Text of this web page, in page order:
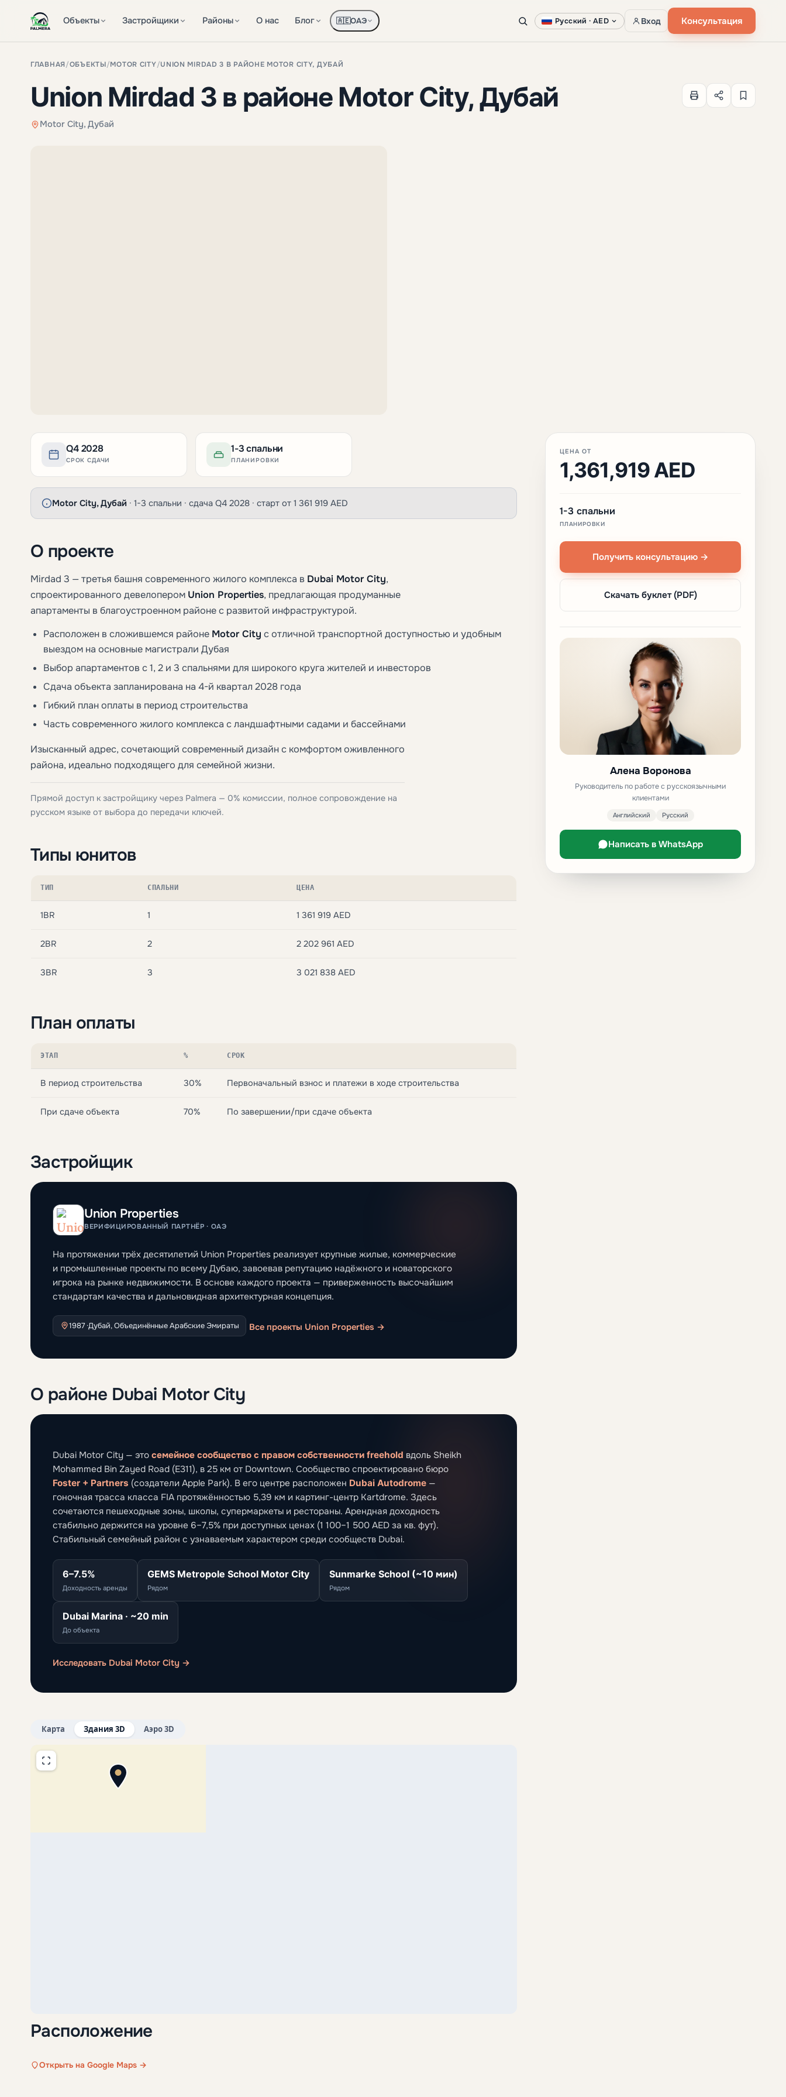
Объекты Застройщики Районы О нас Блог 🇦🇪ОАЭ Русский · AED Вход Консультация
ГЛАВНАЯ/ОБЪЕКТЫ/MOTOR CITY/UNION MIRDAD 3 В РАЙОНЕ MOTOR CITY, ДУБАЙ
Union Mirdad 3 в районе Motor City, Дубай
Motor City, Дубай
Q4 2028
СРОК СДАЧИ
1-3 спальни
ПЛАНИРОВКИ
Motor City, Дубай · 1-3 спальни · сдача Q4 2028 · старт от 1 361 919 AED
О проекте
Mirdad 3 — третья башня современного жилого комплекса в Dubai Motor City,
спроектированного девелопером Union Properties, предлагающая продуманные
апартаменты в благоустроенном районе с развитой инфраструктурой.
Расположен в сложившемся районе Motor City с отличной транспортной доступностью и удобным
выездом на основные магистрали Дубая
Выбор апартаментов с 1, 2 и 3 спальнями для широкого круга жителей и инвесторов
Сдача объекта запланирована на 4-й квартал 2028 года
Гибкий план оплаты в период строительства
Часть современного жилого комплекса с ландшафтными садами и бассейнами
Изысканный адрес, сочетающий современный дизайн с комфортом оживленного
района, идеально подходящего для семейной жизни.
Прямой доступ к застройщику через Palmera — 0% комиссии, полное сопровождение на
русском языке от выбора до передачи ключей.
Типы юнитов
ТИП СПАЛЬНИ ЦЕНА
1BR 1 1 361 919 AED
2BR 2 2 202 961 AED
3BR 3 3 021 838 AED
План оплаты
ЭТАП % СРОК
В период строительства 30% Первоначальный взнос и платежи в ходе строительства
При сдаче объекта 70% По завершении/при сдаче объекта
Застройщик
Union Properties
ВЕРИФИЦИРОВАННЫЙ ПАРТНЁР · ОАЭ
На протяжении трёх десятилетий Union Properties реализует крупные жилые, коммерческие
и промышленные проекты по всему Дубаю, завоевав репутацию надёжного и новаторского
игрока на рынке недвижимости. В основе каждого проекта — приверженность высочайшим
стандартам качества и дальновидная архитектурная концепция.
1987 ·Дубай, Объединённые Арабские Эмираты Все проекты Union Properties →
О районе Dubai Motor City
Dubai Motor City — это семейное сообщество с правом собственности freehold вдоль Sheikh
Mohammed Bin Zayed Road (E311), в 25 км от Downtown. Сообщество спроектировано бюро
Foster + Partners (создатели Apple Park). В его центре расположен Dubai Autodrome —
гоночная трасса класса FIA протяжённостью 5,39 км и картинг-центр Kartdrome. Здесь
сочетаются пешеходные зоны, школы, супермаркеты и рестораны. Арендная доходность
стабильно держится на уровне 6–7,5% при доступных ценах (1 100–1 500 AED за кв. фут).
Стабильный семейный район с узнаваемым характером среди сообществ Dubai.
6–7.5%
Доходность аренды
GEMS Metropole School Motor City
Рядом
Sunmarke School (~10 мин)
Рядом
Dubai Marina · ~20 min
До объекта
Исследовать Dubai Motor City →
Карта Здания 3D Аэро 3D
Расположение
Открыть на Google Maps →
ЦЕНА ОТ
1,361,919 AED
1-3 спальни
ПЛАНИРОВКИ
Получить консультацию →
Скачать буклет (PDF)
Алена Воронова
Руководитель по работе с русскоязычными
клиентами
Английский Русский
Написать в WhatsApp